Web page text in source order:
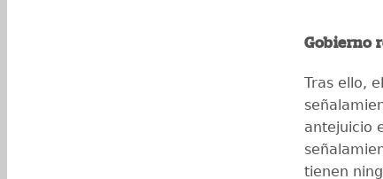
Gobierno
Tras ello,
antejuicio
tienen